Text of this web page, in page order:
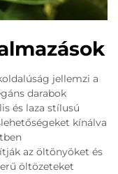
jellemzi a
darabok
és laza stílusú
kínálva
az öltönyöket és
öltözeteket